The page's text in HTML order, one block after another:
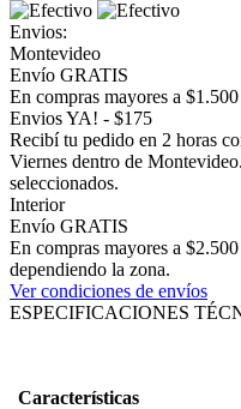
Envios:
Montevideo
Envío GRATIS
En compras mayores a $1.500
Envios YA! - $175
Recibí tu pedido en 2 horas
Viernes dentro de
seleccionados.
Interior
Envío GRATIS
En compras mayores a
dependiendo la zona.
Ver condiciones de envíos
ESPECIFICACIONES
Características